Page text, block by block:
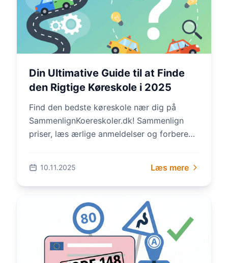
Din Ultimative Guide til at Finde
den Rigtige Køreskole i 2025
Find den bedste køreskole nær dig på
SammenlignKoereskoler.dk! Sammenlign
priser, læs ærlige anmeldelser og forbered
10.11.2025 Læs mere